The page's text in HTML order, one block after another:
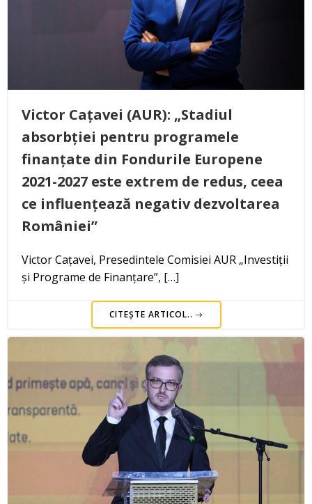
Victor Cațavei (AUR): „Stadiul
absorbției pentru programele
finanțate din Fondurile Europene
2021-2027 este extrem de redus, ceea
ce influențează negativ dezvoltarea
României”
Victor Cațavei, Presedintele Comisiei AUR „Investiții
și Programe de Finanțare”, […]
CITEȘTE ARTICOL..